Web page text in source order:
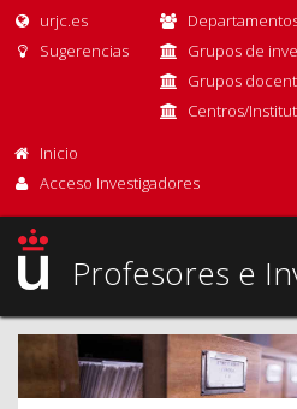
urjc.es
Sugerencias
Grupos de
Grupos
Centros/
Inicio
Acceso Investigadores
Profesores e